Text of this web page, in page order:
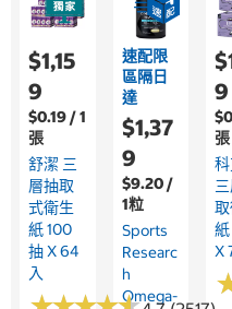
$1,15
9
$0.19 / 1
張
舒潔 三
層抽取
式衛生
紙 100
抽 X 64
入
速配限
區隔日
達
$1,37
9
$9.20 /
1粒
Sports
Researc
H
Omega-
9
張
X